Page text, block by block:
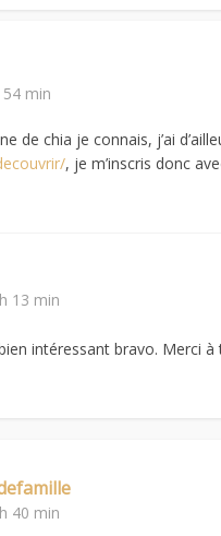
min
de chia je connais, j’ai
, je m’inscris donc
13 min
intéressant bravo. Merci
40 min